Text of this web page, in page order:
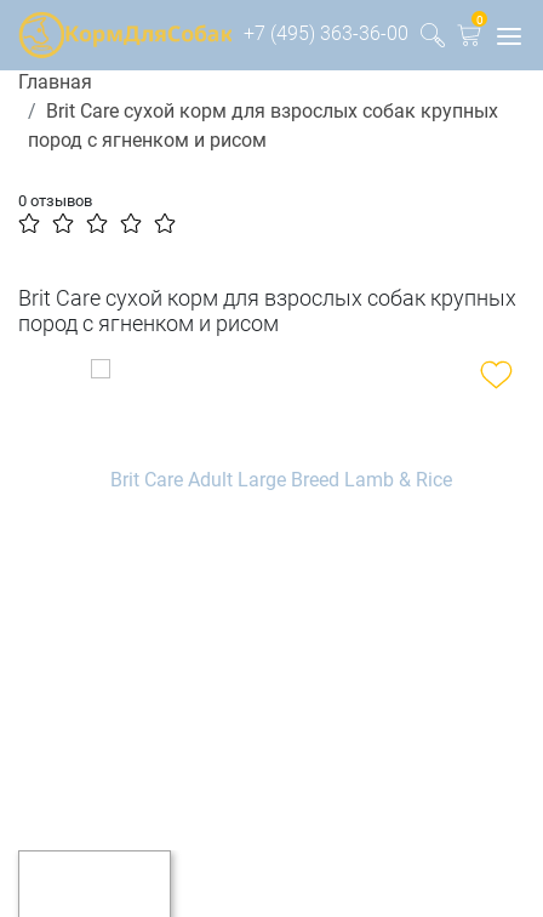
+7 (495) 363-36-00
0
Главная
Brit Care сухой корм для взрослых собак крупных
пород с ягненком и рисом
0 отзывов
Brit Care сухой корм для взрослых собак крупных
пород с ягненком и рисом